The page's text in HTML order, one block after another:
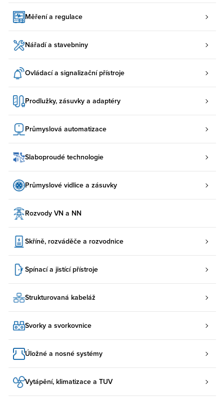
Měření a regulace
Nářadí a stavebniny
Ovládací a signalizační přístroje
Prodlužky, zásuvky a adaptéry
Průmyslová automatizace
Slaboproudé technologie
Průmyslové vidlice a zásuvky
Rozvody VN a NN
Skříně, rozváděče a rozvodnice
Spínací a jistící přístroje
Strukturovaná kabeláž
Svorky a svorkovnice
Úložné a nosné systémy
Vytápění, klimatizace a TUV